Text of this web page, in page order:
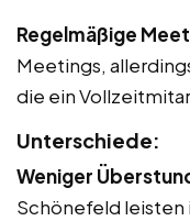
Regelmäßige
Meetings,
die ein
Unterschiede:
Weniger
Schönefeld leisten